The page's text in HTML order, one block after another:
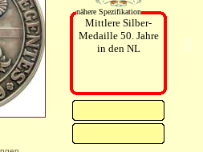
nähere Spezifikation
Mittlere Silber-
Medaille 50. Jahre
in den NL